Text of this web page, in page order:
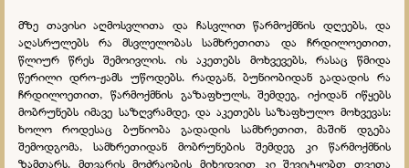
მზე თავისი აღმოსვლითა და ჩასვლით წარმოქმნის დღეებს, და
აღასრულებს რა მსვლელობას სამხრეთითა და ჩრდილოეთით,
წლიურ წრეს შემოივლის. ის აკეთებს მოხვევებს, რასაც წმიდა
წერილი დრო-ჟამს უწოდებს. რადგან, ბუნიობიდან გადადის რა
ჩრდილოეთით, წარმოქმნის გაზაფხულს, შემდეგ, იქიდან იწყებს
მობრუნებს იმავე საზღვრამდე, და აკეთებს საზაფხულო მოხვევას:
ხოლო როდესაც ბუნიობა გადადის სამხრეთით, მაშინ დგება
შემოდგომა, სამხრეთიდან მობრუნების შემდეგ კი წარმოქმნის
ზამთარს. მთვარის მოძრაობის მიხედვით კი შევიტყობთ თვეთა